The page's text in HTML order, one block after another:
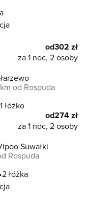
od302 zł
za 1 noc, 2 osoby
od Rospuda
1 łóżko
od274 zł
za 1 noc, 2 osoby
Suwałki
Rospuda
2 łóżka